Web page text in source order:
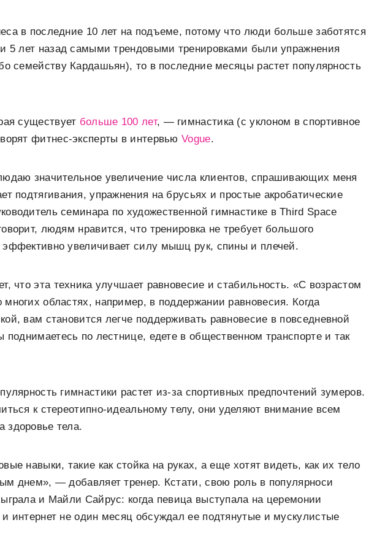
в последние 10 лет на подъеме, потому что люди больше заботятся
5 лет назад самыми трендовыми тренировками были упражнения
семейству Кардашьян), то в последние месяцы растет популярность
существует больше 100 лет, — гимнастика (с уклоном в спортивное
фитнес-эксперты в интервьюVogue.
значительное увеличение числа клиентов, спрашивающих меня
подтягивания, упражнения на брусьях и простые акробатические
семинара по художественной гимнастике в Third Space
людям нравится, что тренировка не требует большого
эффективно увеличивает силу мышц рук, спины и плечей.
что эта техника улучшает равновесие и стабильность. «С возрастом
областях, например, в поддержании равновесия. Когда
вам становится легче поддерживать равновесие в повседневной
поднимаетесь по лестнице, едете в общественном транспорте и так
гимнастики растет из-за спортивных предпочтений зумеров.
к стереотипно-идеальному телу, они уделяют внимание всем
тела.
навыки, такие как стойка на руках, а еще хотят видеть, как их тело
днем», — добавляет тренер. Кстати, свою роль в популярноси
и Майли Сайрус: когда певица выступала на церемонии
интернет не один месяц обсуждал ее подтянутые и мускулистые